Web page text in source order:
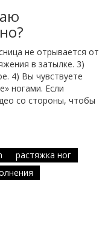
не отрывается от
в затылке. 3)
4) Вы чувствуете
ногами. Если
со стороны, чтобы
растяжка ног